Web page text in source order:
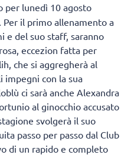
lunedì 10 agosto
Per il primo allenamento a
e del suo staff, saranno
eccezion fatta per
che si aggregherà al
con la sua
ci sarà anche Alexandra
al ginocchio accusato
svolgerà il suo
passo per passo dal Club
di un rapido e completo